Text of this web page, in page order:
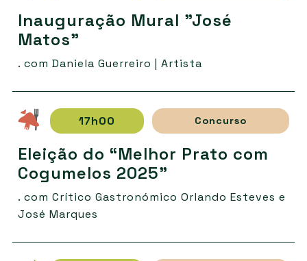
Inauguração Mural "José
Matos"
. com Daniela Guerreiro | Artista
17h00 Concurso
Eleição do “Melhor Prato com
Cogumelos 2025”
. com Crítico Gastronómico Orlando Esteves e
José Marques